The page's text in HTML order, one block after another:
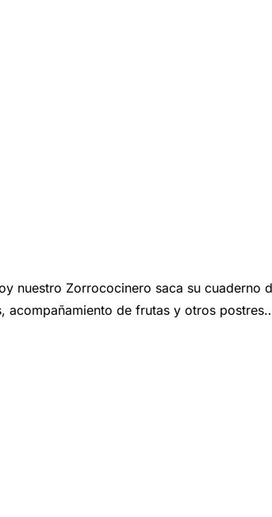
nuestro Zorrococinero saca su
acompañamiento de frutas y otros